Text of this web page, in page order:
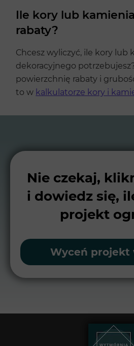
Ile kory lub
rabaty?
Chcesz wyliczyć, ile kory lub
dekoracyjnego
powierzchnię rabaty i
to w kalkulatorze kory i
Nie czekaj,
i dowiedz się,
projekt
Wyceń projekt